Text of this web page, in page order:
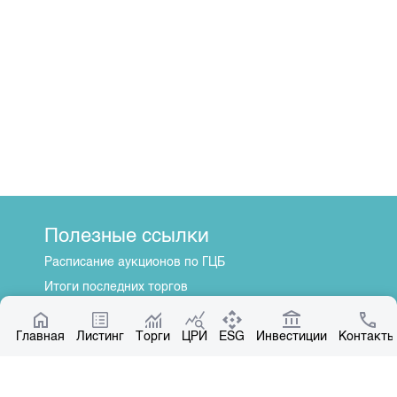
Главная Листинг Торги ЦРИ ESG Инвестиции Контакты
Полезные ссылки
Расписание аукционов по ГЦБ
Итоги последних торгов
Котировки по ЦБ
Центр раскрытия информации